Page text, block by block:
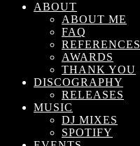
ABOUT
ABOUT ME
FAQ
REFERENCES
AWARDS
THANK YOU
DISCOGRAPHY
RELEASES
MUSIC
DJ MIXES
SPOTIFY